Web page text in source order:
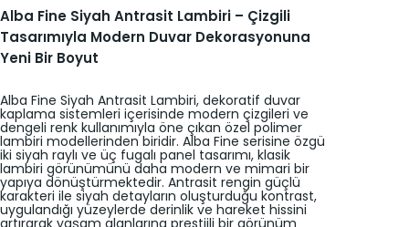
b
i
r
i
a
e
t
Alba Fine Siyah Antrasit Lambiri – Çizgili
Tasarımıyla Modern Duvar Dekorasyonuna
Yeni Bir Boyut
Alba Fine Siyah Antrasit Lambiri, dekoratif duvar
kaplama sistemleri içerisinde modern çizgileri ve
dengeli renk kullanımıyla öne çıkan özel polimer
lambiri modellerinden biridir. Alba Fine serisine özgü
iki siyah raylı ve üç fugalı panel tasarımı, klasik
lambiri görünümünü daha modern ve mimari bir
yapıya dönüştürmektedir. Antrasit rengin güçlü
karakteri ile siyah detayların oluşturduğu kontrast,
uygulandığı yüzeylerde derinlik ve hareket hissini